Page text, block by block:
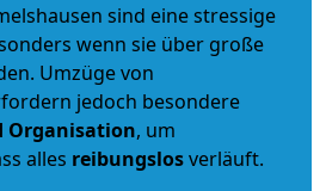
sind eine stressige
wenn sie über große
Umzüge von
jedoch besondere
Organisation, um
alles reibungslosverläuft.